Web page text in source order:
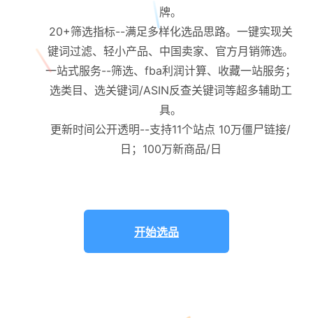
牌。
20+筛选指标--满足多样化选品思路。一键实现关
键词过滤、轻小产品、中国卖家、官方月销筛选。
一站式服务--筛选、fba利润计算、收藏一站服务；
选类目、选关键词/ASIN反查关键词等超多辅助工
具。
更新时间公开透明--支持11个站点 10万僵尸链接/
日；100万新商品/日
开始选品